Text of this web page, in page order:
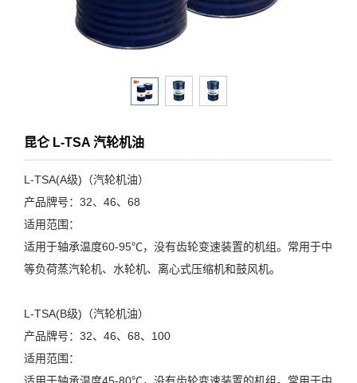
昆仑 L-TSA 汽轮机油
L-TSA(A级)（汽轮机油）
产品牌号：32、46、68
适用范围：
适用于轴承温度60-95℃，没有齿轮变速装置的机组。常用于中
等负荷蒸汽轮机、水轮机、离心式压缩机和鼓风机。
L-TSA(B级)（汽轮机油）
产品牌号：32、46、68、100
适用范围：